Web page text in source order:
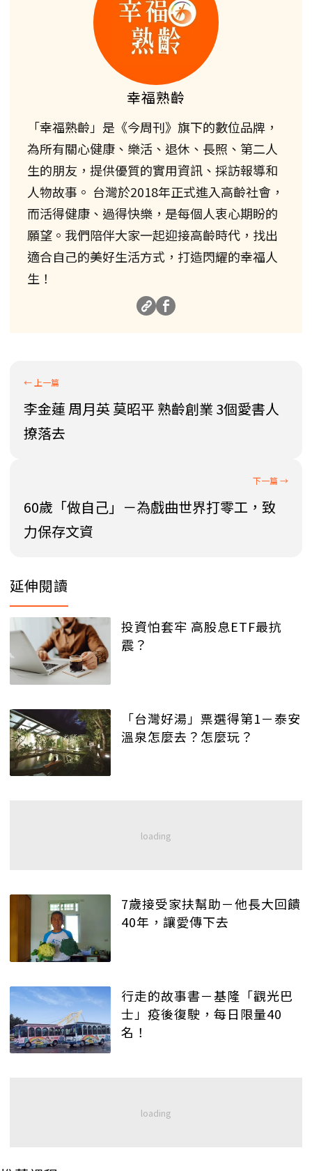
幸福熟齡
「幸福熟齡」是《今周刊》旗下的數位品牌，
為所有關心健康、樂活、退休、長照、第二人
生的朋友，提供優質的實用資訊、採訪報導和
人物故事。 台灣於2018年正式進入高齡社會，
而活得健康、過得快樂，是每個人衷心期盼的
願望。我們陪伴大家一起迎接高齡時代，找出
適合自己的美好生活方式，打造閃耀的幸福人
生！
李金蓮 周月英 莫昭平 熟齡創業 3個愛書人
撩落去
60歲「做自己」－為戲曲世界打零工，致
力保存文資
延伸閱讀
投資怕套牢 高股息ETF最抗
震？
「台灣好湯」票選得第1－泰安
溫泉怎麼去？怎麼玩？
7歲接受家扶幫助－他長大回饋
40年，讓愛傳下去
行走的故事書－基隆「觀光巴
士」疫後復駛，每日限量40
名！